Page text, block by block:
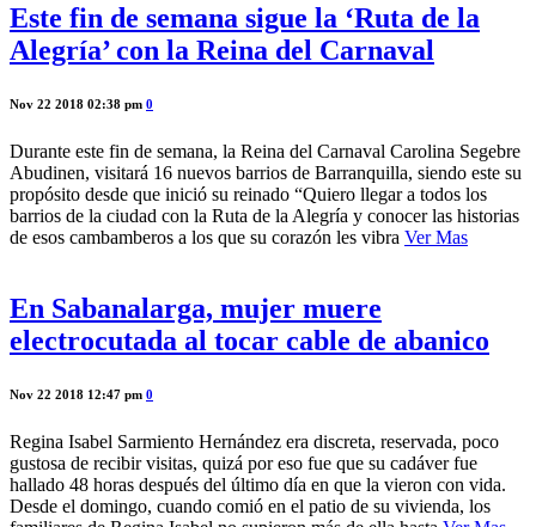
Este fin de semana sigue la ‘Ruta de la
Alegría’ con la Reina del Carnaval
Nov 22 2018 02:38 pm 0
Durante este fin de semana, la Reina del Carnaval Carolina Segebre
Abudinen, visitará 16 nuevos barrios de Barranquilla, siendo este su
propósito desde que inició su reinado “Quiero llegar a todos los
barrios de la ciudad con la Ruta de la Alegría y conocer las historias
de esos cambamberos a los que su corazón les vibra Ver Mas
En Sabanalarga, mujer muere
electrocutada al tocar cable de abanico
Nov 22 2018 12:47 pm 0
Regina Isabel Sarmiento Hernández era discreta, reservada, poco
gustosa de recibir visitas, quizá por eso fue que su cadáver fue
hallado 48 horas después del último día en que la vieron con vida.
Desde el domingo, cuando comió en el patio de su vivienda, los